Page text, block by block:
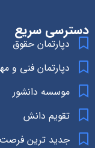
دسترسی سریع
دپارتمان حقوق
دپارتمان فنی و
موسسه دانشور
تقویم دانش
جدید ترین